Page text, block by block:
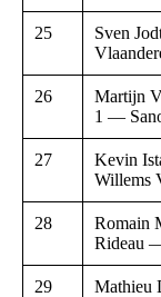
25
Sven
26
Martijn
1 —
27
Kevin
Willems
28
Romain
Rideau
29 Mathieu